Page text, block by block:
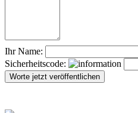
Ihr Name:
Sicherheitscode: